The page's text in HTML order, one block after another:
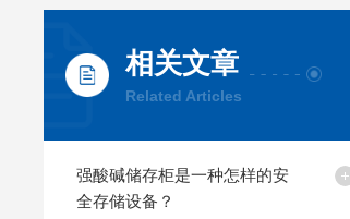
相关文章
Related Articles
强酸碱储存柜是一种怎样的安
全存储设备？